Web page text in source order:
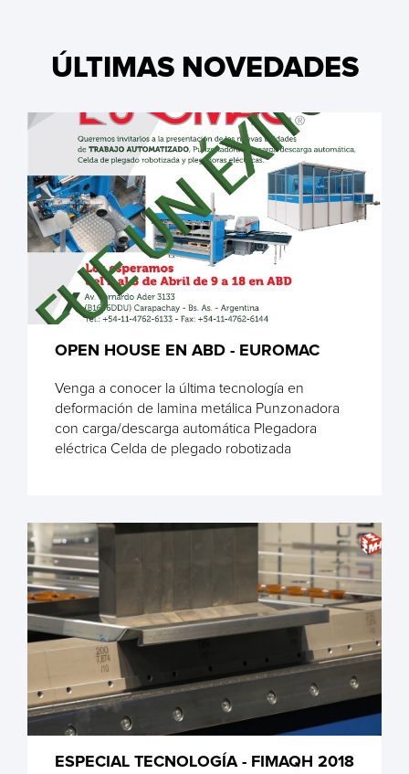
ÚLTIMAS NOVEDADES
OPEN HOUSE EN ABD - EUROMAC
Venga a conocer la última tecnología en
deformación de lamina metálica Punzonadora
con carga/descarga automática Plegadora
eléctrica Celda de plegado robotizada
ESPECIAL TECNOLOGÍA - FIMAQH 2018